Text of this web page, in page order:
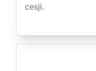
cesji.